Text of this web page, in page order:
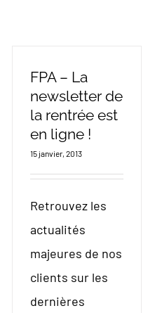
FPA – La
newsletter de
la rentrée est
en ligne !
15 janvier, 2013
Retrouvez les
actualités
majeures de nos
clients sur les
dernières